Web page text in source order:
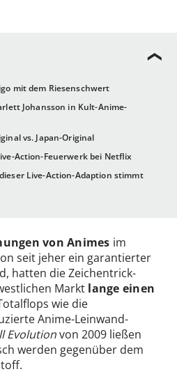
mit dem Riesenschwert
Johansson in Kult-Anime-
vs. Japan-Original
Action-Feuerwerk bei Netflix
Live-Action-Adaption stimmt
von Animes im
seit jeher ein garantierter
hatten die Zeichentrick-
Markt lange einen
wie die
Anime-Leinwand-
Evolutionvon 2009 ließen
werden gegenüber dem